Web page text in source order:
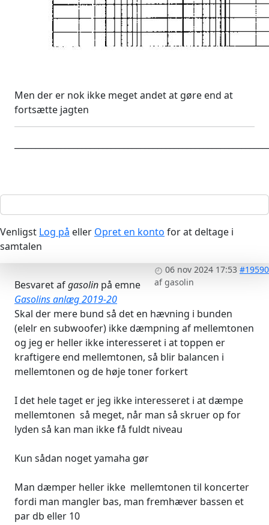
Men der er nok ikke meget andet at gøre end at
fortsætte jagten
Venligst Log på eller Opret en konto for at deltage i
samtalen
06 nov 2024 17:53 #19590
afgasolin
Besvaret afgasolin på emne
Gasolins anlæg 2019-20
Skal der mere bund så det en hævning i bunden
(elelr en subwoofer) ikke dæmpning af mellemtonen
og jeg er heller ikke interesseret i at toppen er
kraftigere end mellemtonen, så blir balancen i
mellemtonen og de høje toner forkert
I det hele taget er jeg ikke interesseret i at dæmpe
mellemtonen så meget, når man så skruer op for
lyden så kan man ikke få fuldt niveau
Kun sådan noget yamaha gør
Man dæmper heller ikke mellemtonen til koncerter
fordi man mangler bas, man fremhæver bassen et
par db eller 10